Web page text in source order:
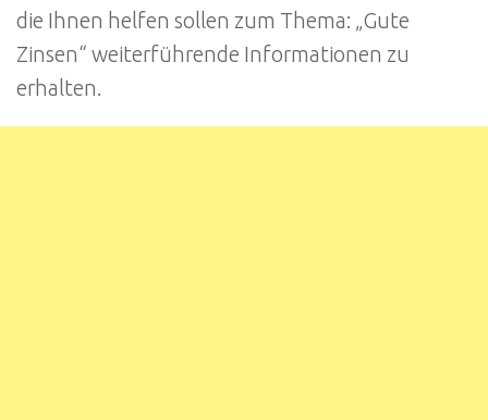
die Ihnen helfen sollen zum Thema: „Gute
Zinsen“ weiterführende Informationen zu
erhalten.